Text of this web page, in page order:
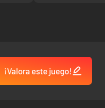
¡Valora este juego!